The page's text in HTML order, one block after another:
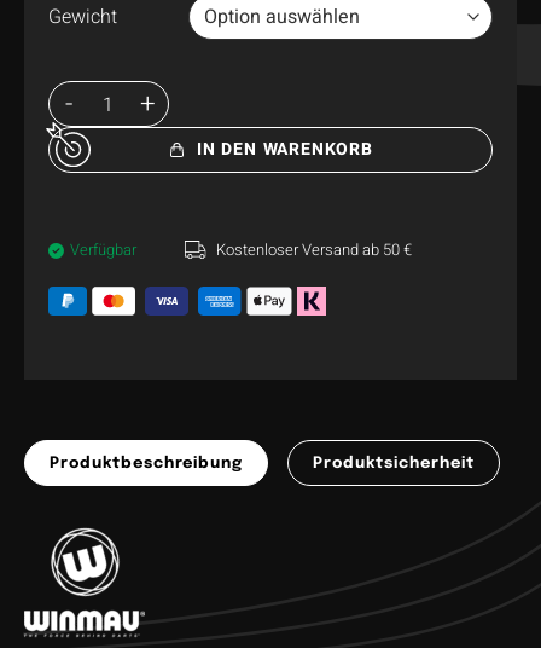
Gewicht
IN DEN WARENKORB
Verfügbar Kostenloser Versand ab 50 €
Produktbeschreibung Produktsicherheit